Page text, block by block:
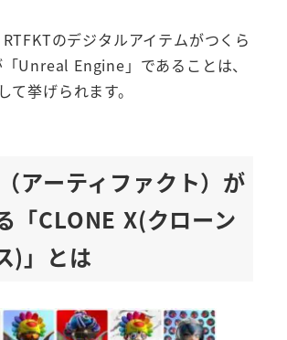
のデジタルアイテムがつくら
Unreal Engine」であることは、
て挙げられます。
アーティファクト）が
「CLONE X(クローン
)」とは